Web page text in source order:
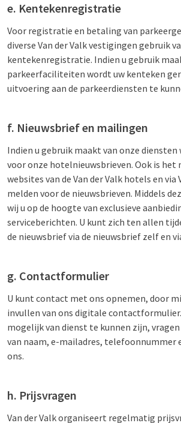
e. Kentekenregistratie
Voor registratie en betaling van
diverse Van der Valk vestigingen gebruik
kentekenregistratie. Indien u gebruik
parkeerfaciliteiten wordt uw kenteken
uitvoering aan de parkeerdiensten te
f. Nieuwsbrief en mailingen
Indien u gebruik maakt van onze
voor onze hotelnieuwsbrieven. Ook is het
websites van de Van der Valk hotels en via
melden voor de nieuwsbrieven. Middels
wij u op de hoogte van exclusieve
serviceberichten. U kunt zich ten allen
de nieuwsbrief via de nieuwsbrief zelf en
g. Contactformulier
U kunt contact met ons opnemen, door
invullen van ons digitale contactformulier.
mogelijk van dienst te kunnen zijn,
van naam, e-mailadres, telefoonnummer
ons.
h. Prijsvragen
Van der Valk organiseert regelmatig